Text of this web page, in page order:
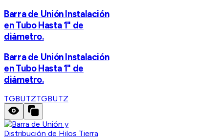
Barra de Unión Instalación
en Tubo Hasta 1" de
diámetro.
Barra de Unión Instalación
en Tubo Hasta 1" de
diámetro.
TGBUTZTGBUTZ